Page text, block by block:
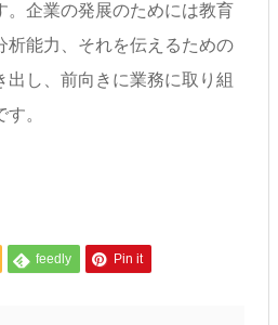
。企業の発展のためには教育
析能力、それを伝えるための
し、前向きに業務に取り組
。
feedly Pin it